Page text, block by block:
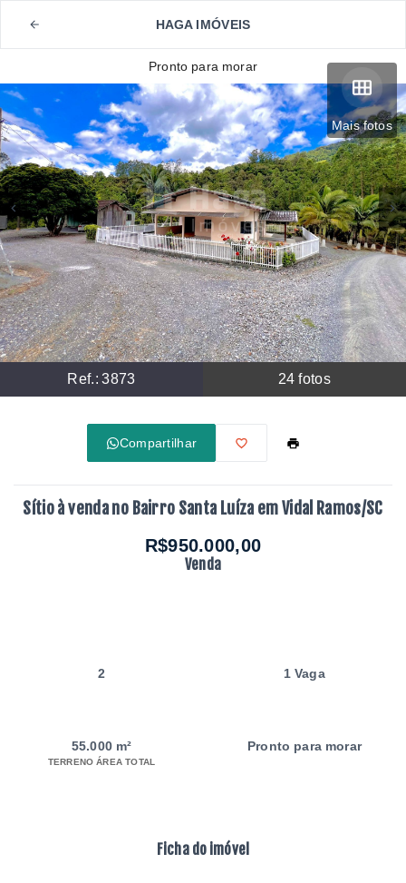
HAGA IMÓVEIS
Mais fotos
Ref.:3873 24 fotos
Pronto para morar
Compartilhar
Sítio à venda no Bairro Santa Luíza em Vidal Ramos/SC
R$950.000,00
Venda
2 1 Vaga
55.000 m²
TERRENO ÁREA TOTAL
Pronto para morar
Ficha do imóvel